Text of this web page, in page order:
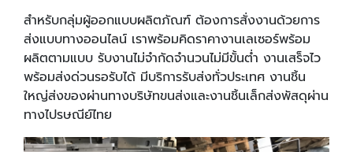
สำหรับกลุ่มผู้ออกแบบผลิตภัณฑ์ ต้องการสั่งงานด้วยการ
ส่งแบบทางออนไลน์ เราพร้อมคิดราคางานเลเซอร์พร้อม
ผลิตตามแบบ รับงานไม่จำกัดจำนวนไม่มีขั้นต่ำ งานเสร็จไว
พร้อมส่งด่วนรอรับได้ มีบริการรับส่งทั่วประเทศ งานชิ้น
ใหญ่ส่งของผ่านทางบริษัทขนส่งและงานชิ้นเล็กส่งพัสดุผ่าน
ทางไปรษณีย์ไทย